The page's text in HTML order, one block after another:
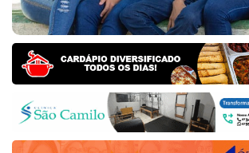
Municipal
Santa Guilhermina: